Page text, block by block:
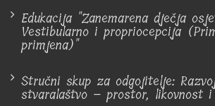
Edukacija "Zanemarena dječja
Vestibularno i propriocepcija
primjena)"
Stručni skup za odgojitelje:
stvaralaštvo – prostor, likovnost